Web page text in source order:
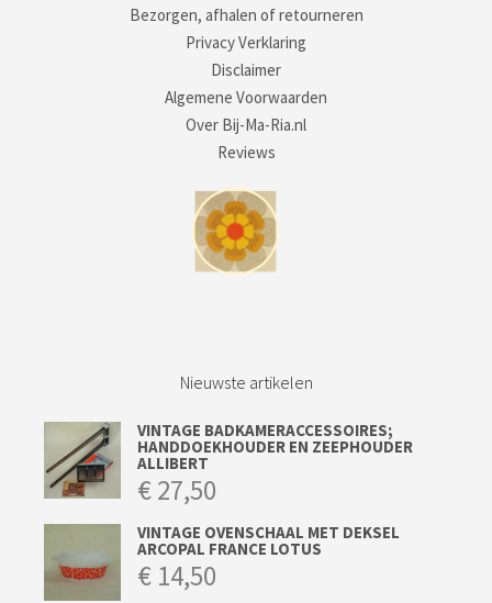
Bezorgen, afhalen of retourneren
Privacy Verklaring
Disclaimer
Algemene Voorwaarden
Over Bij-Ma-Ria.nl
Reviews
Nieuwste artikelen
VINTAGE BADKAMERACCESSOIRES;
HANDDOEKHOUDER EN ZEEPHOUDER
ALLIBERT
€27,50
VINTAGE OVENSCHAAL MET DEKSEL
ARCOPAL FRANCE LOTUS
€ 14,50